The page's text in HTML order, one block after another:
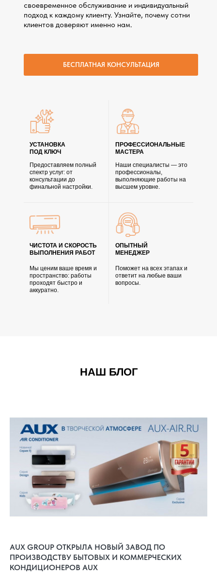
своевременное обслуживание и индивидуальный
подход к каждому клиенту. Узнайте, почему сотни
клиентов доверяют именно нам.
БЕСПЛАТНАЯ КОНСУЛЬТАЦИЯ
УСТАНОВКА
ПОД КЛЮЧ
ПРОФЕССИОНАЛЬНЫЕ
МАСТЕРА
ОПЫТНЫЙ
МЕНЕДЖЕР
ЧИСТОТА И СКОРОСТЬ
ВЫПОЛНЕНИЯ РАБОТ
Предоставляем полный
спектр услуг: от
консультации до
финальной настройки.
Наши специалисты — это
профессионалы,
выполняющие работы на
высшем уровне.
Мы ценим ваше время и
пространство: работы
проходят быстро и
аккуратно.
Поможет на всех этапах и
ответит на любые ваши
вопросы.
НАШ БЛОГ
AUX GROUP ОТКРЫЛА НОВЫЙ ЗАВОД ПО
ПРОИЗВОДСТВУ БЫТОВЫХ И КОММЕРЧЕСКИХ
КОНДИЦИОНЕРОВ AUX